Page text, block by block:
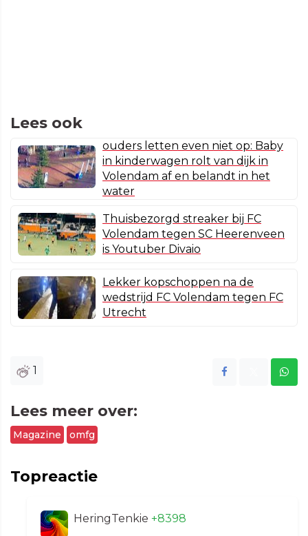
Lees ook
ouders letten even niet op: Baby
in kinderwagen rolt van dijk in
Volendam af en belandt in het
water
Thuisbezorgd streaker bij FC
Volendam tegen SC Heerenveen
is Youtuber Divaio
Lekker kopschoppen na de
wedstrijd FC Volendam tegen FC
Utrecht
1
Lees meer over:
Magazine omfg
Topreactie
HeringTenkie +8398